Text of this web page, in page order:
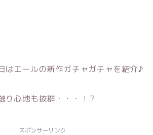
はエールの新作ガチャガチャを紹介♪
り心地も抜群・・・！？
スポンサーリンク